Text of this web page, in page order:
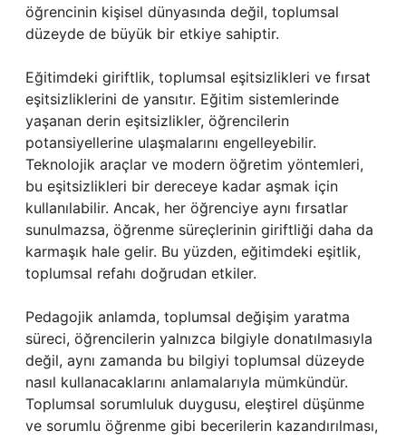
öğrencinin kişisel dünyasında değil, toplumsal
düzeyde de büyük bir etkiye sahiptir.
Eğitimdeki giriftlik, toplumsal eşitsizlikleri ve fırsat
eşitsizliklerini de yansıtır. Eğitim sistemlerinde
yaşanan derin eşitsizlikler, öğrencilerin
potansiyellerine ulaşmalarını engelleyebilir.
Teknolojik araçlar ve modern öğretim yöntemleri,
bu eşitsizlikleri bir dereceye kadar aşmak için
kullanılabilir. Ancak, her öğrenciye aynı fırsatlar
sunulmazsa, öğrenme süreçlerinin giriftliği daha da
karmaşık hale gelir. Bu yüzden, eğitimdeki eşitlik,
toplumsal refahı doğrudan etkiler.
Pedagojik anlamda, toplumsal değişim yaratma
süreci, öğrencilerin yalnızca bilgiyle donatılmasıyla
değil, aynı zamanda bu bilgiyi toplumsal düzeyde
nasıl kullanacaklarını anlamalarıyla mümkündür.
Toplumsal sorumluluk duygusu, eleştirel düşünme
ve sorumlu öğrenme gibi becerilerin kazandırılması,